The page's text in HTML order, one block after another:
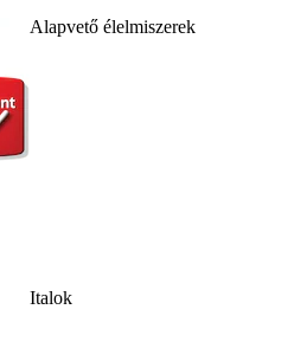
Alapvető élelmiszerek
Italok